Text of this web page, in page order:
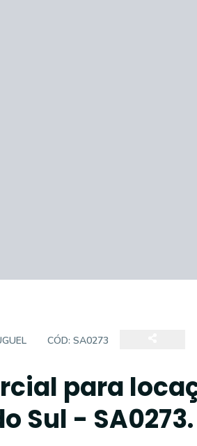
CÓD: SA0273
para
Sul - SA0273.